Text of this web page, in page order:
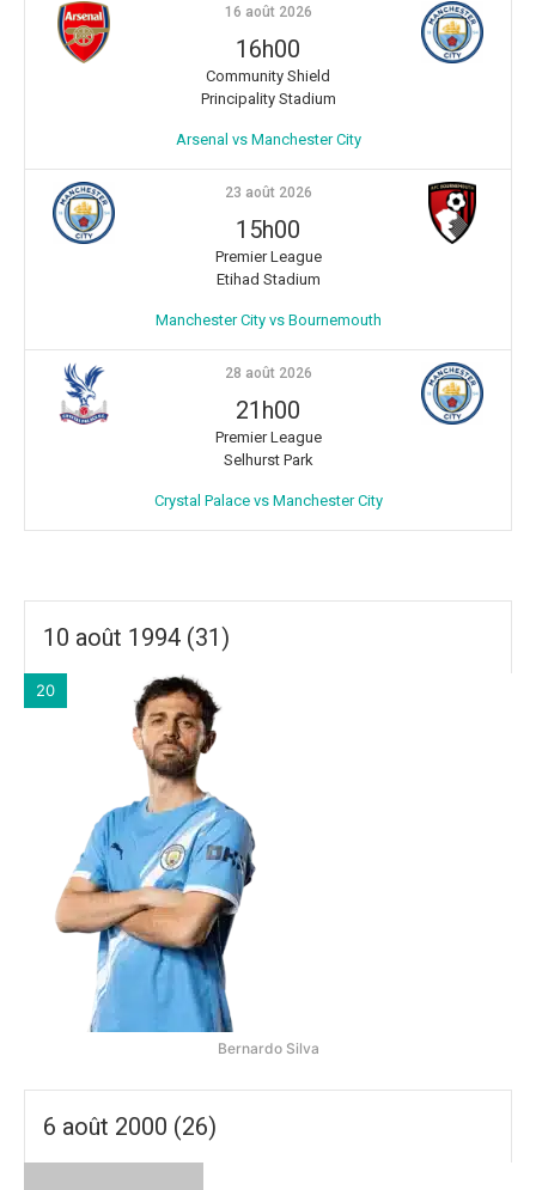
16 août 2026
16h00
Community Shield
Principality Stadium
Arsenal vs Manchester City
23 août 2026
15h00
Premier League
Etihad Stadium
Manchester City vs Bournemouth
28 août 2026
21h00
Premier League
Selhurst Park
Crystal Palace vs Manchester City
10 août 1994 (31)
20
Bernardo Silva
6 août 2000 (26)